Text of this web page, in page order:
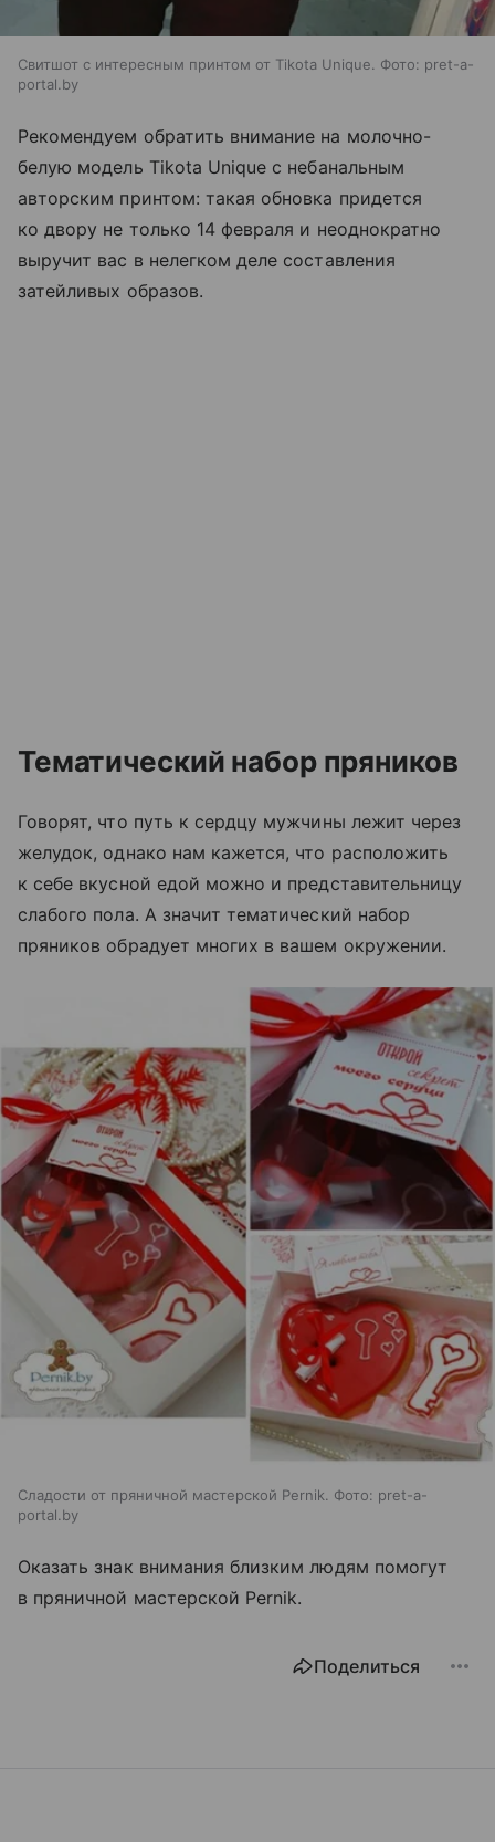
Свитшот с интересным принтом от Tikota Unique. Фото: pret-a-
portal.by
Рекомендуем обратить внимание на молочно-
белую модель Tikota Unique с небанальным
авторским принтом: такая обновка придется
ко двору не только 14 февраля и неоднократно
выручит вас в нелегком деле составления
затейливых образов.
Тематический набор пряников
Говорят, что путь к сердцу мужчины лежит через
желудок, однако нам кажется, что расположить
к себе вкусной едой можно и представительницу
слабого пола. А значит тематический набор
пряников обрадует многих в вашем окружении.
Сладости от пряничной мастерской Pernik. Фото: pret-a-
portal.by
Оказать знак внимания близким людям помогут
в пряничной мастерской Pernik.
Поделиться